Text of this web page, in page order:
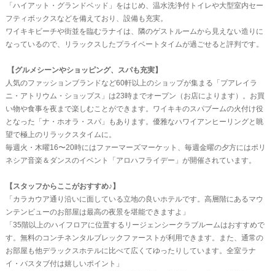
「ハイアット・グランドベッド」をはじめ、温水洗浄付トイレや大型室内セー
フティボックスなどを備えており、設備も充実。
ワイキキビーチや街並を臨むラナイは、隣のゲストルームから見えない造りに
なっているので、リラックスしたプライベートタイムが過ごせると評判です。
【グルメシーンやショッピング、スパも充実】
人気のファッションブランドなど60軒以上のショップが集まる「プアレイラ
ニ・アトリウム・ショップス」は23時までオープン（お店によります）。お買
い物や食事を夜まで楽しむことができます。ワイキキのスパブームの火付け役
となった「ナ・ホオラ・スパ」もあります。優雅なハワイアンヒーリングと眺
望で極上のリラックスタイムに。
毎週火・木曜16〜20時にはファーマーズマーケット、毎週金曜の夕方にはポリ
ネシア音楽＆ダンスのイベント「アロハフライデー」が開催されています。
【スタッフからここがおすすめ♪】
「カラカウア通り沿いに面している立地の良いホテルです。高層階にあるマウ
ンテンビューのお部屋は最高の夜景を堪能できますよ」
「35階以上のハイフロアに位置するリージェンシークラブルームはおすすめで
す。無料のコンチネンタルブレックファーストが利用できます。また、通常の
お部屋も他デラックスホテルに比べて広くてゆったりしています。全室ラナ
イ・バスタブ付は嬉しいポイント」